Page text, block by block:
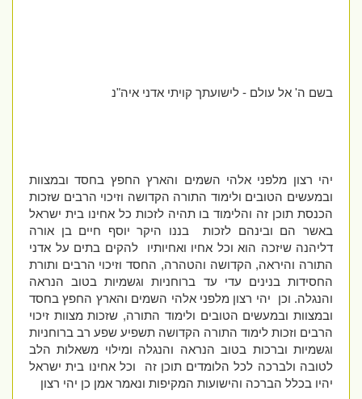
בשם ה' אל עולם - לישועתך קויתי אדני איה"נ
יהי רצון מלפני אלהי השמים והארץ החפץ בחסד ובמצוות
ובמעשים הטובים ולימוד התורה הקדושה וזיכוי הרבים שזכות
הכנסת תוכן זה והלימוד בו תהיה לזכות כל אחינו בית ישראל
באשר הם ובינהם לזכות בננו היקר יוסף חיים בן אורה
דליהנה שיזכה הוא וכל אחיו ואחיותיו להקים בתים על אדני
התורה והיראה, הקדושה והטהרה, החסד וזיכוי הרבים ותורת
החסידות בנינים עדי עד ברוחניות וגשמיות בטוב הנראה
והנגלה. וכן יהי רצון מלפני אלהי השמים והארץ החפץ בחסד
ובמצוות ובמעשים הטובים ולימוד התורה, שזכות מצוות זיכוי
הרבים וזכות לימוד התורה הקדושה תשפיע שפע רב ברוחניות
וגשמיות וברכות בטוב הנראה והנגלה ומילוי משאלות הלב
לטובה ולברכה לכל הלומדים תוכן זה וכל אחינו בית ישראל
יהיו בכלל הברכה והישועות המקיפות ונאמר אמן כן יהי רצון